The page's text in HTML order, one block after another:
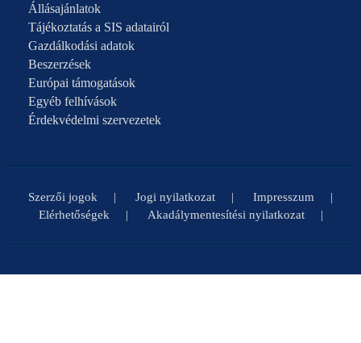
Állásajánlatok
Tájékoztatás a SIS adatairól
Gazdálkodási adatok
Beszerzések
Európai támogatások
Egyéb felhívások
Érdekvédelmi szervezetek
Szerzői jogok Jogi nyilatkozat
Impresszum
Elérhetőségek
Akadálymentesítési nyilatkozat